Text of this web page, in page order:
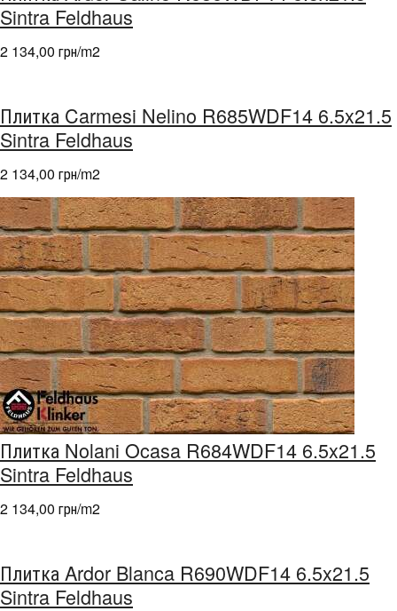
Sintra Feldhaus
2 134,00 грн/m2
Плитка Carmesi Nelino R685WDF14 6.5x21.5
Sintra Feldhaus
2 134,00 грн/m2
Плитка Nolani Ocasa R684WDF14 6.5x21.5
Sintra Feldhaus
2 134,00 грн/m2
Плитка Ardor Blanca R690WDF14 6.5x21.5
Sintra Feldhaus